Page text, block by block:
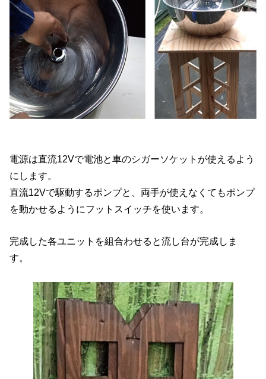
電源は直流12Vで電池と車のシガーソケットが使えるよう
にします。
直流12Vで駆動するポンプと、両手が使えなくてもポンプ
を動かせるようにフットスイッチを使います。
完成した各ユニットを組合わせると流し台が完成しま
す。